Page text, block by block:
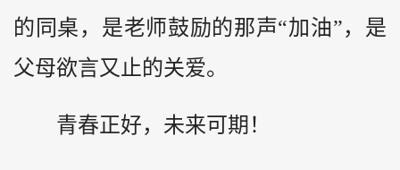
的同桌，是老师鼓励的那声“加油”，是
父母欲言又止的关爱。
青春正好，未来可期！